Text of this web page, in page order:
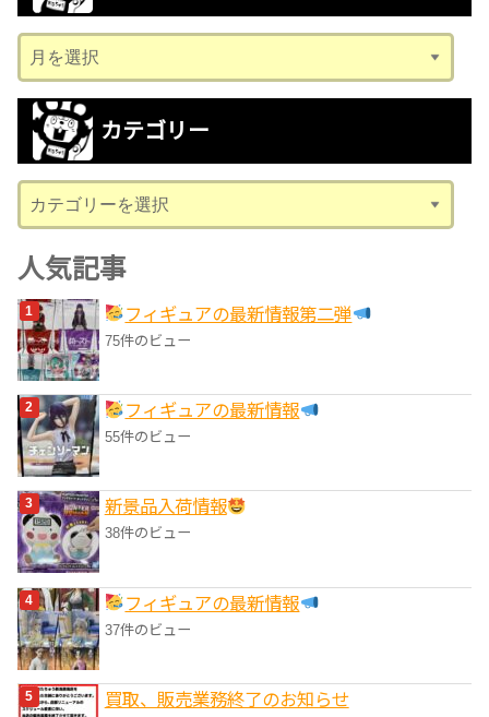
ー
カ
ブ
カテゴリー
テ
ゴ
リ
ー
人気記事
フィギュアの最新情報第二弾
75件のビュー
フィギュアの最新情報
55件のビュー
‎新景品入荷情報
38件のビュー
フィギュアの最新情報
37件のビュー
買取、販売業務終了のお知らせ